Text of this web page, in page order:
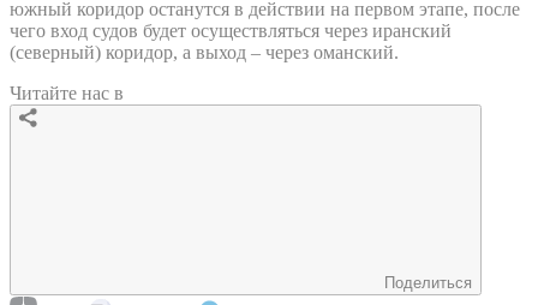
южный коридор останутся в действии на первом этапе, после
чего вход судов будет осуществляться через иранский
(северный) коридор, а выход – через оманский.
Читайте нас в
Поделиться